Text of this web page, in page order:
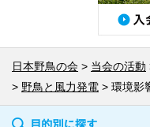
日本野鳥の会 当会の活動
野鳥と風力発電
環境影